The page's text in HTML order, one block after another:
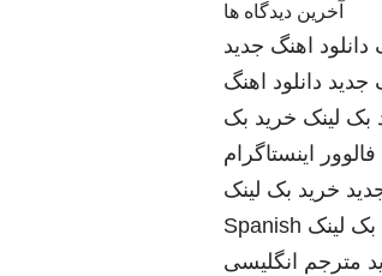
آخرین دیدگاه ها
دانلود اهنگ جدید
جدید دانلود اهنگ
بک لینک خرید بک
اینستاگرام
خرید بک لینک
بک لینک Spanish
مترجم انگلیسی